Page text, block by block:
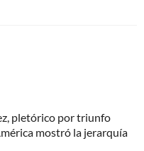
pletórico por triunfo
mostró la jerarquía